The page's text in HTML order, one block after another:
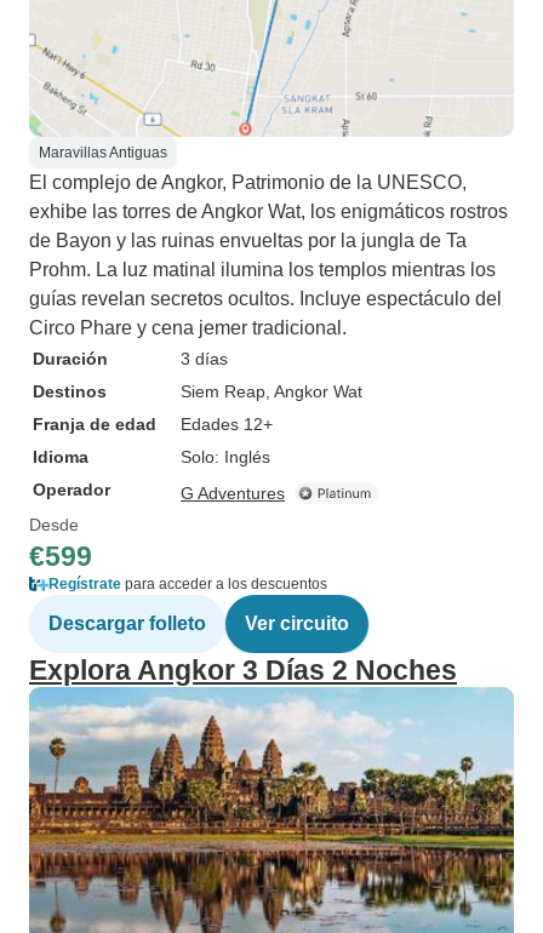
Maravillas Antiguas
El complejo de Angkor, Patrimonio de la UNESCO,
exhibe las torres de Angkor Wat, los enigmáticos rostros
de Bayon y las ruinas envueltas por la jungla de Ta
Prohm. La luz matinal ilumina los templos mientras los
guías revelan secretos ocultos. Incluye espectáculo del
Circo Phare y cena jemer tradicional.
Duración
3 días
Destinos
Siem Reap , Angkor Wat
Franja de edad
Edades 12+
Idioma
Solo: Inglés
Operador
G Adventures
Desde
€599
Regístrate para acceder a los descuentos
Descargar folleto Ver circuito
Explora Angkor 3 Días 2 Noches